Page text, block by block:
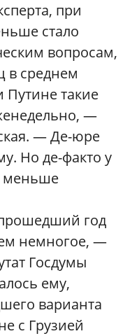
при
стало
вопросам,
в среднем
Путине такие
—
— Де-юре
Но де-факто у
меньше
год
немногое, —
Госдумы
ему,
варианта
с Грузией